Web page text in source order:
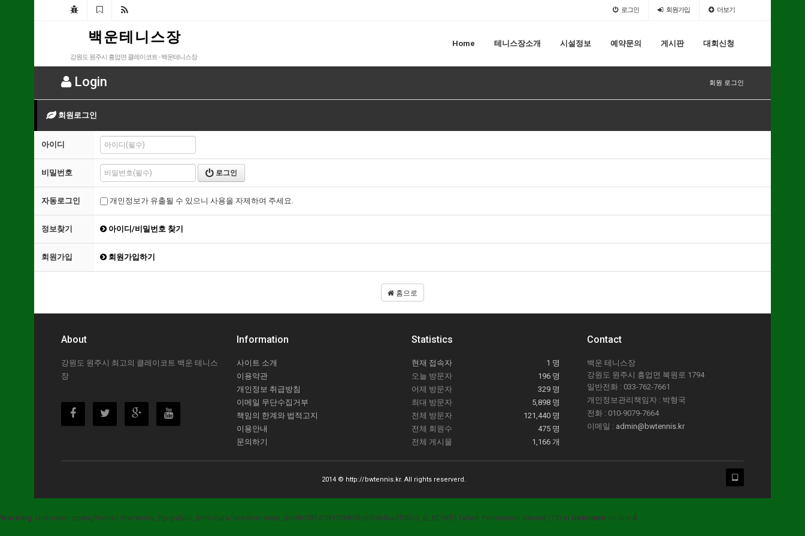
로그인 회원가입 더보기
백 운 테 니 스 장
강원도 원주시 흥업면 클레이코트 - 백운테니스장
Home 테니스장소개 시설정보 예약문의 게시판 대회신청
Login 회원 로그인
회원로그인
아이디
비밀번호 로그인
자동로그인 개인정보가 유출될 수 있으니 사용을 자제하여 주세요.
정보찾기 아이디/비밀번호 찾기
회원가입 회원가입하기
홈으로
About
강원도 원주시 최고의 클레이코트 백운 테니스
장
Information
사이트 소개
이용약관
개인정보 취급방침
이메일 무단수집거부
책임의 한계와 법적고지
이용안내
문의하기
Statistics
현재 접속자
1 명
오늘 방문자
196 명
어제 방문자
329 명
최대 방문자
5,898 명
전체 방문자
121,440 명
전체 회원수
475 명
전체 게시물
1,166 개
Contact
백운 테니스장
강원도 원주시 흥업면 북원로 1794
일반전화 : 033-762-7661
개인정보관리책임자 : 박형국
전화 : 010-9079-7664
이메일 : admin@bwtennis.kr
2014 © http://bwtennis.kr. All rights reserverd.
Warning: Unknown: open(/home1/bwtennis_ftp/public_html/data/session/sess_ded8c3814289736858c6568d6adf06b3, O_RDWR) failed: Permission denied (13) in Unknown on line 0